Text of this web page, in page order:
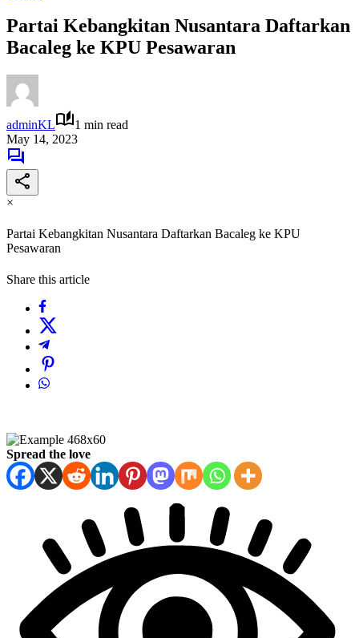
Partai Kebangkitan Nusantara Daftarkan
Bacaleg ke KPU Pesawaran
adminKL
1 min read
May 14, 2023
×
Partai Kebangkitan Nusantara Daftarkan Bacaleg ke KPU
Pesawaran
Share this article
Spread the love